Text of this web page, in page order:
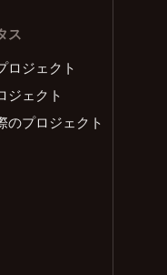
ス
ロジェクト
ジェクト
のプロジェクト